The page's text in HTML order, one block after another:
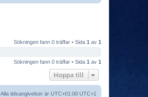
Sökningen fann 0 träffar • Sida 1 av 1
Sökningen fann 0 träffar • Sida 1 av 1
Hoppa till
Alla tidsangivelser är UTC+01:00 UTC+1